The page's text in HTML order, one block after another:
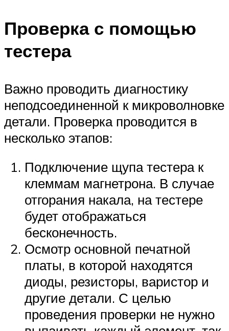
Проверка с помощью
тестера
Важно проводить диагностику
неподсоединенной к микроволновке
детали. Проверка проводится в
несколько этапов:
Подключение щупа тестера к
клеммам магнетрона. В случае
отгорания накала, на тестере
будет отображаться
бесконечность.
Осмотр основной печатной
платы, в которой находятся
диоды, резисторы, варистор и
другие детали. С целью
проведения проверки не нужно